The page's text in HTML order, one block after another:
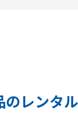
レンタ